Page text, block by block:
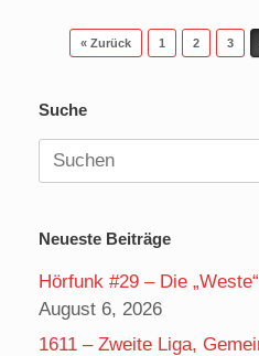
Beitragsnavigation
« Zurück 1 2 3
Suche
Suchen
nach:
Neueste Beiträge
Hörfunk #29 – Die
August 6, 2026
1611 – Zweite Liga,